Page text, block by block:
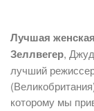
Лучшая
Зеллвегер,
лучший
которому мы